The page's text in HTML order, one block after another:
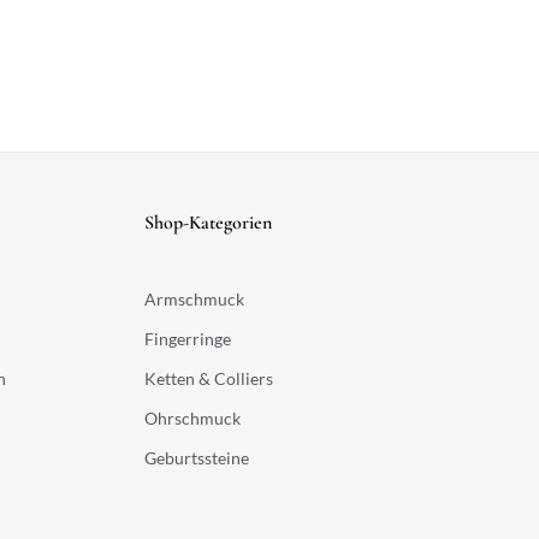
Shop-Kategorien
Armschmuck
Fingerringe
Ketten & Colliers
Ohrschmuck
Geburtssteine